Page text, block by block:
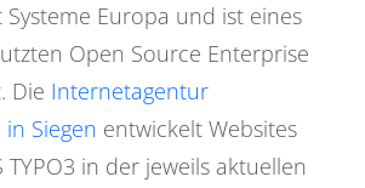
Europa und ist eines
Open Source Enterprise
Die Internetagentur
Siegen entwickelt Websites
TYPO3 in der jeweils aktuellen